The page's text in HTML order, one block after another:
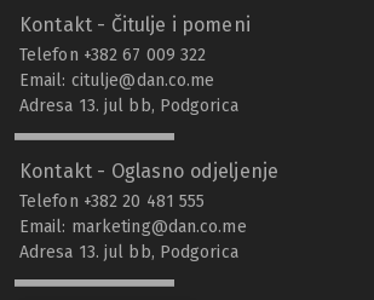
Kontakt - Čitulje i pomeni
Telefon +382 67 009 322
Email: citulje@dan.co.me
Adresa 13. jul bb, Podgorica
Kontakt - Oglasno odjeljenje
Telefon +382 20 481 555
Email: marketing@dan.co.me
Adresa 13. jul bb, Podgorica